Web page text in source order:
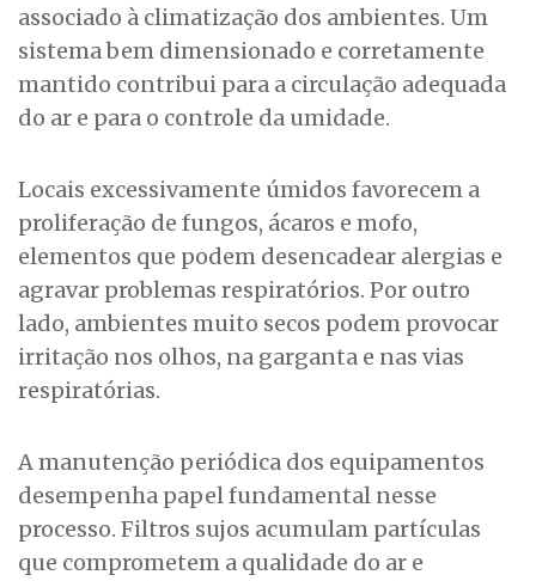
associado à climatização dos ambientes. Um
sistema bem dimensionado e corretamente
mantido contribui para a circulação adequada
do ar e para o controle da umidade.
Locais excessivamente úmidos favorecem a
proliferação de fungos, ácaros e mofo,
elementos que podem desencadear alergias e
agravar problemas respiratórios. Por outro
lado, ambientes muito secos podem provocar
irritação nos olhos, na garganta e nas vias
respiratórias.
A manutenção periódica dos equipamentos
desempenha papel fundamental nesse
processo. Filtros sujos acumulam partículas
que comprometem a qualidade do ar e